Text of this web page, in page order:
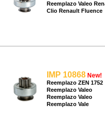
Reemplazo Valeo
Clio Renault Fluence
IMP 10868 New!
Reemplazo ZEN 1752
Reemplazo Valeo
Reemplazo Valeo
Reemplazo Vale